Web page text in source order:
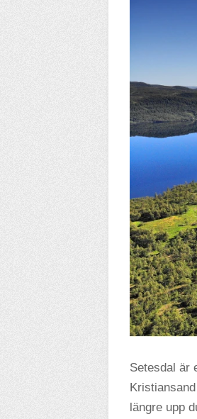
Setesdal är
längre upp